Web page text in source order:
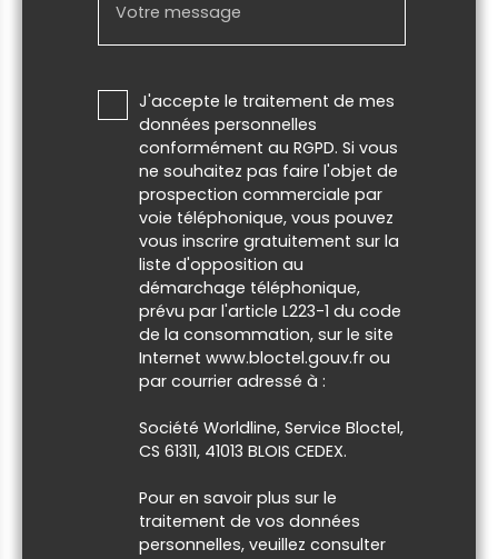
Votre message
J'accepte le traitement de mes
données personnelles
conformément au RGPD. Si vous
ne souhaitez pas faire l'objet de
prospection commerciale par
voie téléphonique, vous pouvez
vous inscrire gratuitement sur la
liste d'opposition au
démarchage téléphonique,
prévu par l'article L223-1 du code
de la consommation, sur le site
Internet www.bloctel.gouv.fr ou
par courrier adressé à :
Société Worldline, Service Bloctel,
CS 61311, 41013 BLOIS CEDEX.
Pour en savoir plus sur le
traitement de vos données
personnelles, veuillez consulter